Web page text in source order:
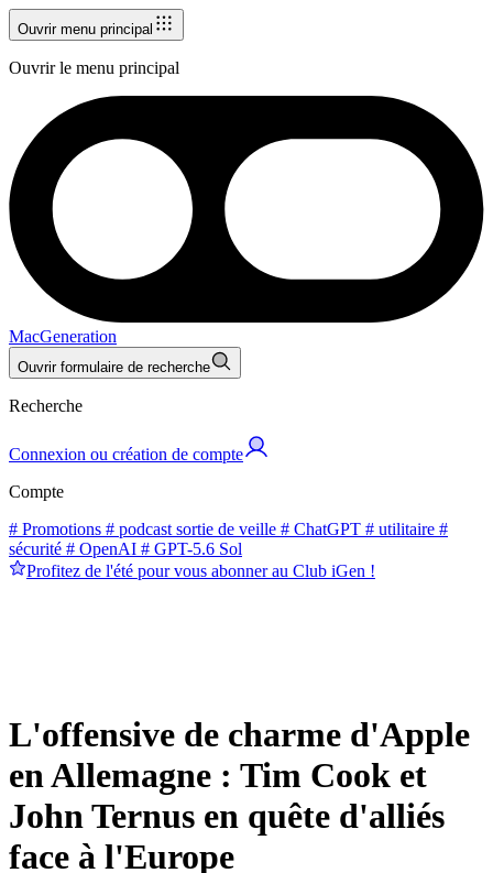
Ouvrir menu principal
Ouvrir le menu principal
MacGeneration
Ouvrir formulaire de recherche
Recherche
Connexion ou création de compte
Compte
# Promotions # podcast sortie de veille # ChatGPT # utilitaire #
sécurité # OpenAI # GPT-5.6 Sol
Profitez de l'été pour vous abonner au Club iGen !
L'offensive de charme d'Apple
en Allemagne : Tim Cook et
John Ternus en quête d'alliés
face à l'Europe